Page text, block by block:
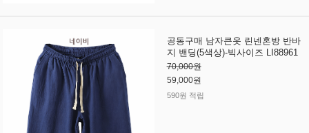
공동구매 남자큰옷 린넨혼방 반바
지 밴딩(5색상)-빅사이즈 LI88961
70,000원
59,000원
590원 적립